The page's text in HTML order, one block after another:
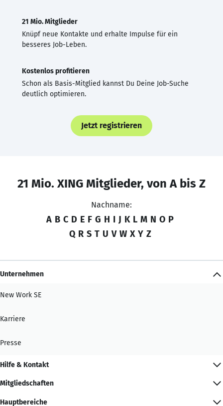
21 Mio. Mitglieder
Knüpf neue Kontakte und erhalte Impulse für ein
besseres Job-Leben.
Kostenlos profitieren
Schon als Basis-Mitglied kannst Du Deine Job-Suche
deutlich optimieren.
Jetzt registrieren
21 Mio. XING Mitglieder, von A bis Z
Nachname:
A B C D E F G H I J K L M N O P
Q R S T U V W X Y Z
Unternehmen
New Work SE
Karriere
Presse
Hilfe & Kontakt
Mitgliedschaften
Hauptbereiche